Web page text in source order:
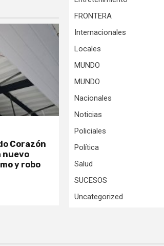
Corazón
nuevo
y robo
FRONTERA
Internacionales
Locales
MUNDO
MUNDO
Nacionales
Noticias
Policiales
Política
Salud
SUCESOS
Uncategorized